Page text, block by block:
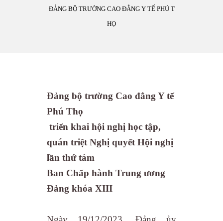
ĐẢNG BỘ TRƯỜNG CAO ĐẲNG Y TẾ PHÚ T
HỌ
Đảng bộ trường Cao đẳng Y tế
Phú Thọ
triển khai hội nghị học tập,
quán triệt Nghị quyết Hội nghị
lần thứ tám
Ban Chấp hành Trung ương
Đảng khóa XIII